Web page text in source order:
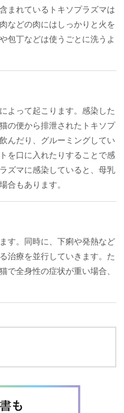
まれているトキソプラズマは
などの肉にはしっかりと火を
包丁などは使うごとに洗うよ
よって起こります。感染した
の便から排泄されたトキソプ
んだり、グルーミングしてい
を口に入れたりすることで感
ズマに感染していると、母乳
合もあります。
す。同時に、下痢や発熱など
治療を並行していきます。た
で全身性の症状が重い場合、